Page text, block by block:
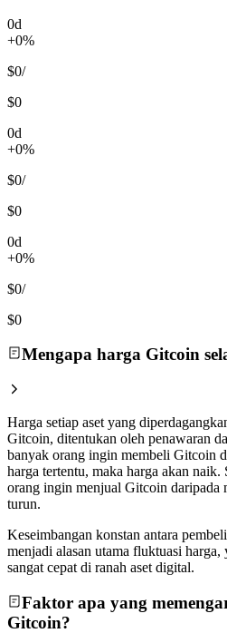
0d
+0%
$0/
$0
0d
+0%
$0/
$0
0d
+0%
$0/
$0
Mengapa harga Gitcoin
Harga setiap aset yang
Gitcoin, ditentukan oleh penawaran
banyak orang ingin membeli Gitcoin
harga tertentu, maka harga akan
orang ingin menjual Gitcoin daripada
turun.
Keseimbangan konstan antara
menjadi alasan utama fluktuasi harga,
sangat cepat di ranah aset digital.
Faktor apa yang
Gitcoin?